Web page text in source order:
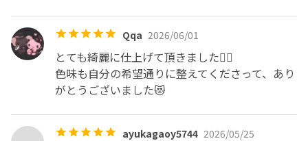
Qqa 2026/06/01
とても綺麗に仕上げて頂きました😵‍💫
色味も自分の希望通りに整えてくださって、あり
がとうございました😻
ayukagaoy5744 2026/05/25